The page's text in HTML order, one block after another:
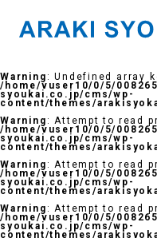
to
the
content
Warning : Undefined array
/home/vuser10/0/5/
syoukai.co.jp/cms/wp-
content/themes/
Warning : Attempt to read
/home/vuser10/0/5/
syoukai.co.jp/cms/wp-
content/themes/
Warning : Attempt to read
/home/vuser10/0/5/
syoukai.co.jp/cms/wp-
content/themes/
Warning : Attempt to read
/home/vuser10/0/5/
syoukai.co.jp/cms/wp-
content/themes/